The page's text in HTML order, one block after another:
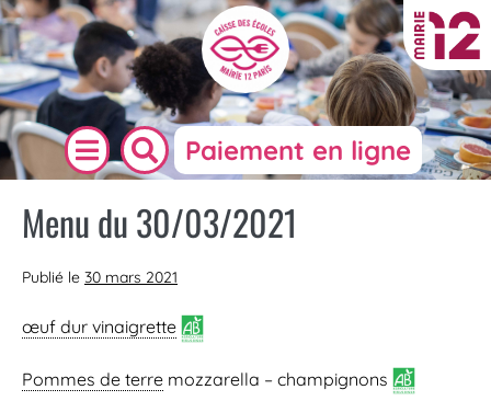
Paiement en ligne
Menu du 30/03/2021
Publié le 30 mars 2021
œuf dur vinaigrette
Pommes de terre mozzarella – champignons